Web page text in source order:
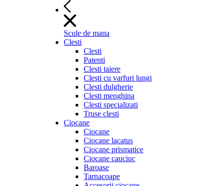
Scule de mana
Clesti
Clesti
Patenti
Clesti taiere
Clesti cu varfuri lungi
Clesti dulgherie
Clesti menghina
Clesti specializati
Truse clesti
Ciocane
Ciocane
Ciocane lacatus
Ciocane prismatice
Ciocane cauciuc
Baroase
Tarnacoape